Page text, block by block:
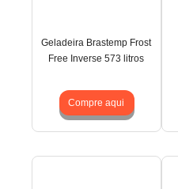
Geladeira Brastemp Frost
Free Inverse 573 litros
Compre aqui